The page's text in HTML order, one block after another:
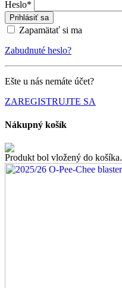
Heslo*
Prihlásiť sa
Zapamätať si ma
Zabudnuté heslo?
Ešte u nás nemáte účet?
ZAREGISTRUJTE SA
Nákupný košík
Produkt bol vložený do košíka.